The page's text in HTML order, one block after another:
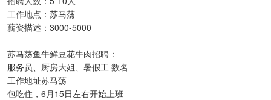
工作地点：苏马荡
薪资描述：3000-5000
苏马荡鱼牛鲜豆花牛肉招聘：
服务员、厨房大姐、暑假工 数名
工作地址苏马荡
包吃住，6月15日左右开始上班